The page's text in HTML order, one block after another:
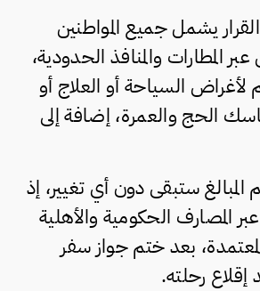
يشمل جميع المواطنين
عبر المطارات والمنافذ الحدودية،
لأغراض السياحة أو العلاج أو
الحج والعمرة، إضافة إلى
المبالغ ستبقى دون أي تغيير، إذ
المصارف الحكومية والأهلية
بعد ختم جواز سفر
إقلاع رحلته.